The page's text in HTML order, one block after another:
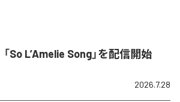
So L’Amelie Song」を配信開始
2026.7.28